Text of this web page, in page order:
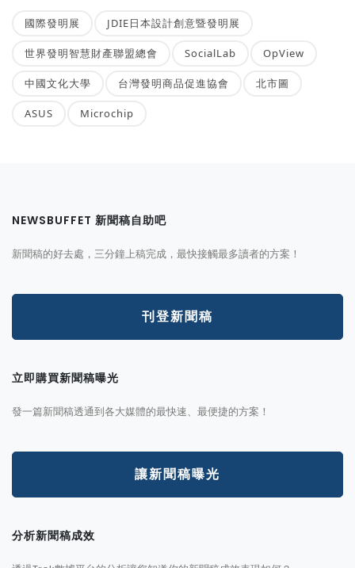
國際發明展 JDIE日本設計創意暨發明展
世界發明智慧財產聯盟總會 SocialLab OpView
中國文化大學 台灣發明商品促進協會 北市圖
ASUS Microchip
NEWSBUFFET 新聞稿自助吧
新聞稿的好去處，三分鐘上稿完成，最快接觸最多讀者的方案！
刊登新聞稿
立即購買新聞稿曝光
發一篇新聞稿透通到各大媒體的最快速、最便捷的方案！
讓新聞稿曝光
分析新聞稿成效